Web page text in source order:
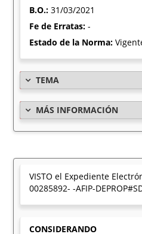
B.O.:31/03/2021
Fe de Erratas:-
Estado de la Norma:
TEMA
MÁS INFORMACIÓN
VISTO el Expediente
00285892- -AFIP-
CONSIDERANDO